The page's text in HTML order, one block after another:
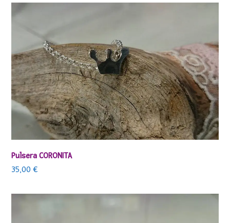
Pulsera CORONITA
35,00€